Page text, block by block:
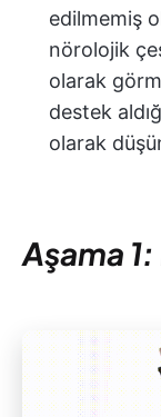
edilmemiş
nörolojik
olarak
destek
olarak
Aşama